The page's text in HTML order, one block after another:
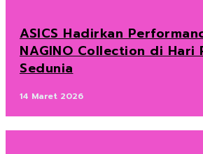
ASICS Hadirkan
NAGINO Collection di Hari
Sedunia
14 Maret 2026